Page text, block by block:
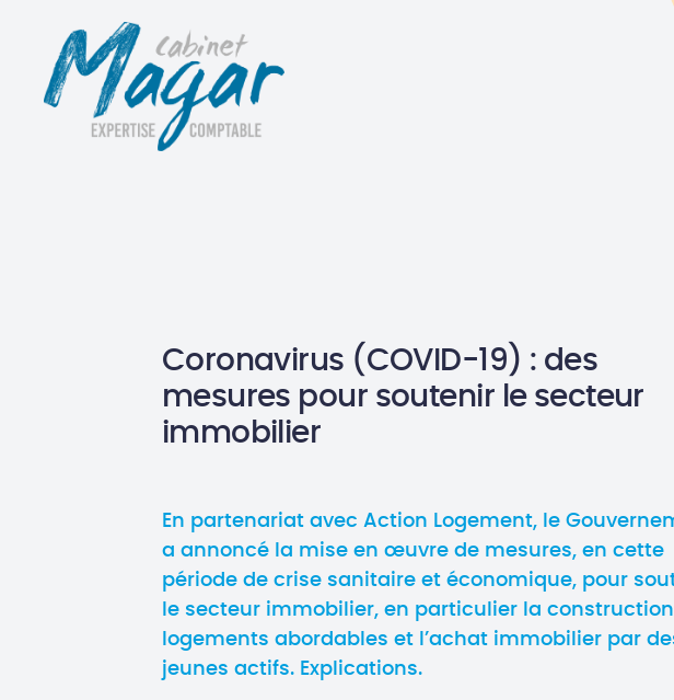
Coronavirus (COVID-19) : des
mesures pour soutenir le secteur
immobilier
En partenariat avec Action Logement, le
a annoncé la mise en œuvre de mesures, en cette
période de crise sanitaire et économique, pour
le secteur immobilier, en particulier la
logements abordables et l’achat immobilier par
jeunes actifs. Explications.